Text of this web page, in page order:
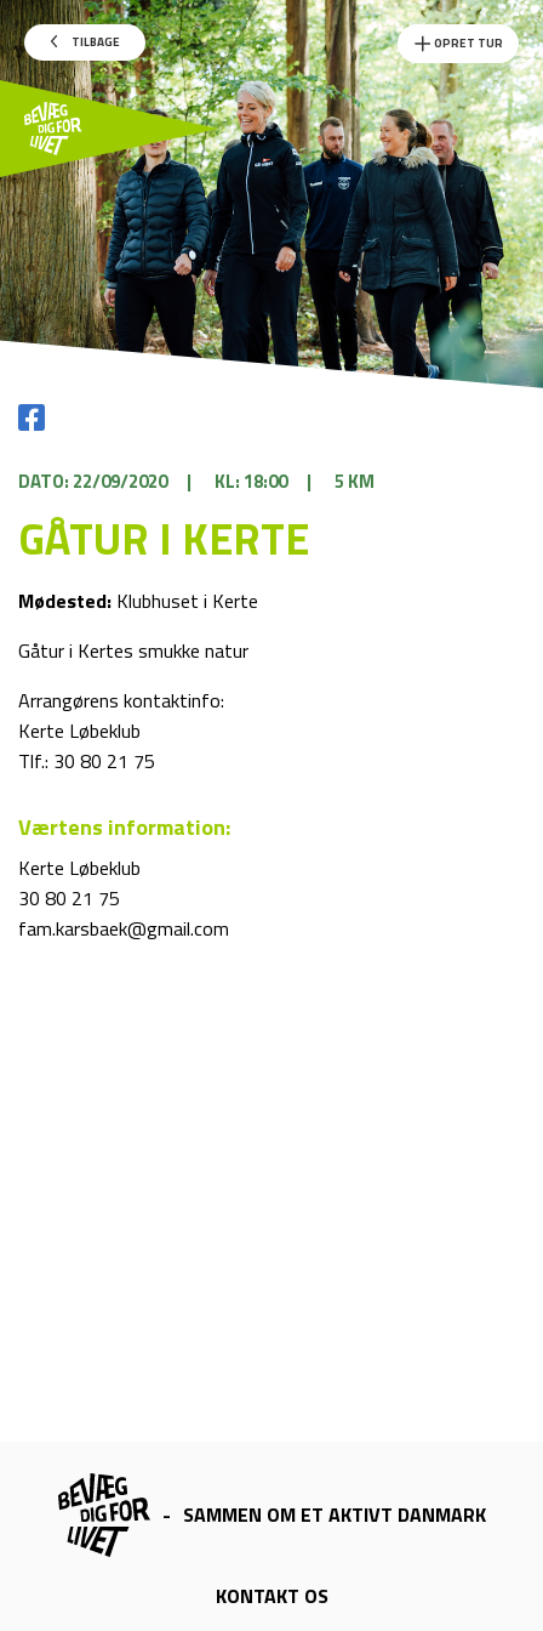
TILBAGE OPRET TUR
DATO: 22/09/2020 | KL: 18:00 | 5 KM
GÅTUR I KERTE
Mødested: Klubhuset i Kerte
Gåtur i Kertes smukke natur
Arrangørens kontaktinfo:
Kerte Løbeklub
Tlf.: 30 80 21 75
Værtens information:
Kerte Løbeklub
30 80 21 75
fam.karsbaek@gmail.com
- SAMMEN OM ET AKTIVT DANMARK
KONTAKT OS